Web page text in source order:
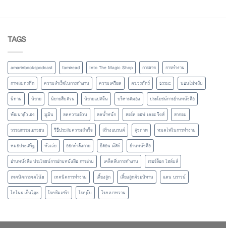
TAGS
amarinbookspodcast famiread Into The Magic Shop การขาย
การทำงาน
กาหลมหรทึก
ความสำเร็จในการทำงาน ความเครียด ดร.วรภัทร์ ธรรมะ
นอนไม่หลับ
นิทาน
นิยาย นิยายสืบสวน นิยายแปลจีน บริหารสมอง
ประโยชน์การอ่านหนังสือ
พัฒนาตัวเอง
มูมิน ลดความอ้วน ลดน้ำหนัก ลอร์ด ออฟ เดอะ ริงส์
ลากอม
วรรณกรรมเยาวชน
วิธีประสบความสำเร็จ สร้างแบรนด์ สุขภาพ
หมดไฟในการทำงาน
หมอประเสริฐ
หัวเว่ย ออกกำลังกาย อีลอน มัสก์
อ่านหนังสือ
อ่านหนังสือ ประโยชน์การอ่านหนังสือ การอ่าน
เคล็ดลับการทำงาน
เชอร์ล็อก โฮล์มส์
เทคนิคการจดโน้ต
เทคนิคการทำงาน เลี้ยงลูก เลี้ยงลูกด้วยนิทาน
แดน บราวน์
โคโนะ เก็นโตะ
โรคซึมเศร้า โรคตับ โรคเบาหวาน